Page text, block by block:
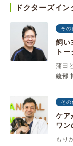
ドクターズイ
その
飼い
ト
蒲田
綾部
その
ケア
ワン
もり